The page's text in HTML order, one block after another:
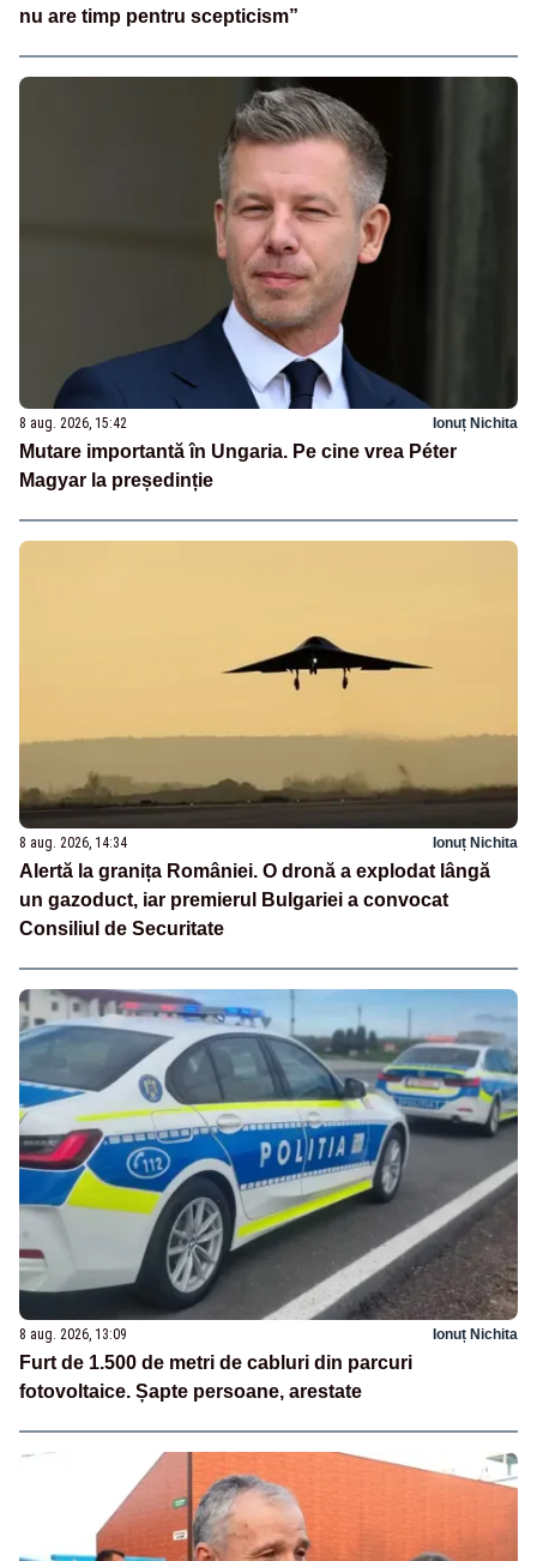
nu are timp pentru scepticism”
8 aug. 2026, 15:42 Ionuț Nichita
Mutare importantă în Ungaria. Pe cine vrea Péter
Magyar la președinție
8 aug. 2026, 14:34 Ionuț Nichita
Alertă la granița României. O dronă a explodat lângă
un gazoduct, iar premierul Bulgariei a convocat
Consiliul de Securitate
8 aug. 2026, 13:09 Ionuț Nichita
Furt de 1.500 de metri de cabluri din parcuri
fotovoltaice. Șapte persoane, arestate